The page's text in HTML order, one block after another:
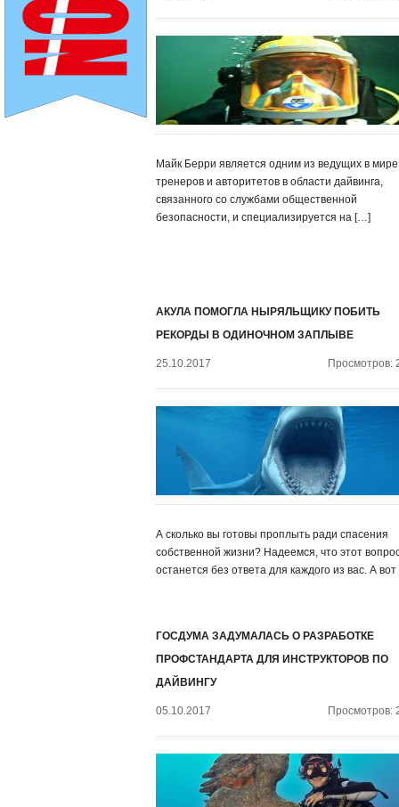
Майк Берри является одним из ведущих в мире
тренеров и авторитетов в области дайвинга,
связанного со службами общественной
безопасности, и специализируется на […]
АКУЛА ПОМОГЛА НЫРЯЛЬЩИКУ ПОБИТЬ
РЕКОРДЫ В ОДИНОЧНОМ ЗАПЛЫВЕ
25.10.2017 Просмотров:
А сколько вы готовы проплыть ради спасения
собственной жизни? Надеемся, что этот
останется без ответа для каждого из вас. А
ГОСДУМА ЗАДУМАЛАСЬ О РАЗРАБОТКЕ
ПРОФСТАНДАРТА ДЛЯ ИНСТРУКТОРОВ ПО
ДАЙВИНГУ
05.10.2017 Просмотров: